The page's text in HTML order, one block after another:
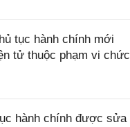
tục hành chính mới
tử thuộc phạm vi chức
hành chính được sửa